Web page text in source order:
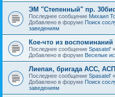
ЭМ "Степенный" пр.
Последнее сообщение Михаил
Добавлено в форуме Поиск
заведениям
Кое-что из воспоминаний
Последнее сообщение Spasatel' «
Добавлено в форуме Веселые
Лиепая, бригада АСС, АСП
Последнее сообщение Spasatel' «
Добавлено в форуме Поиск
заведениям